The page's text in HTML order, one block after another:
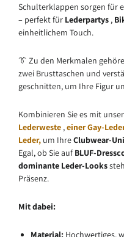
Schulterklappen sorgen für
– perfekt für Lederpartys ,
einheitlichem Touch.
👔 Zu den Merkmalen
zwei Brusttaschen und
geschnitten, um Ihre Figur
Kombinieren Sie es mit
Lederweste ,einer Gay-
Leder, um IhreClubwear-
Egal, ob Sie aufBLUF-
dominante Leder-Looks
Präsenz.
Mit dabei:
Material: Hochwertiges,